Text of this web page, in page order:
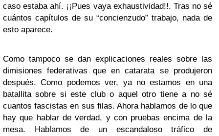
caso estaba ahí. ¡¡Pues vaya exhaustividad!!. Tras no sé
cuántos capítulos de su “concienzudo” trabajo, nada de
esto aparece.
Como tampoco se dan explicaciones reales sobre las
dimisiones federativas que en catarata se produjeron
después. Como podemos ver, ya no estamos en una
batallita sobre si este club o aquel otro tiene a no sé
cuantos fascistas en sus filas. Ahora hablamos de lo que
hay que hablar de verdad, y con pruebas encima de la
mesa. Hablamos de un escandaloso tráfico de